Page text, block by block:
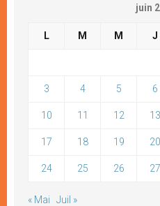
juin
L M M J
3 4 5 6
10 11 12 13
17 18 19 20
24 25 26 27
« Mai Juil »